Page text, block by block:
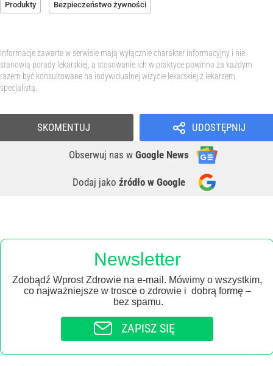
Produkty Bezpieczeństwo żywności
Informacje zawarte w serwisie mają wyłącznie charakter informacyjny i nie
stanowią porady lekarskiej, a stosowanie ich w praktyce powinno za każdym
razem być konsultowane na indywidualnej wizycie lekarskiej z lekarzem
specjalistą.
UDOSTĘPNIJ
Obserwuj nas w Google News
Dodaj jako źródło w Google
SKOMENTUJ
Newsletter
Zdobądź Wprost Zdrowie na e-mail. Mówimy o wszystkim,
co najważniejsze w trosce o zdrowie i dobrą formę –
bez spamu.
ZAPISZ SIĘ